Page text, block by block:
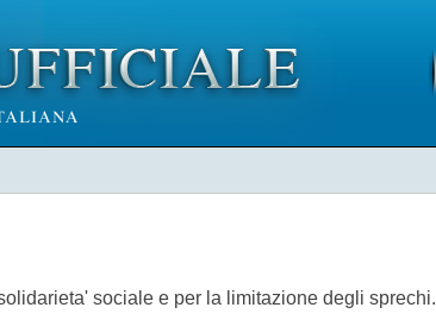
sociale e per la limitazione degli sprechi.